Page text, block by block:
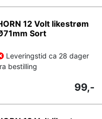
12 Volt likestrøm
Sort
Leveringstid ca 28 dager
bestilling
99,-